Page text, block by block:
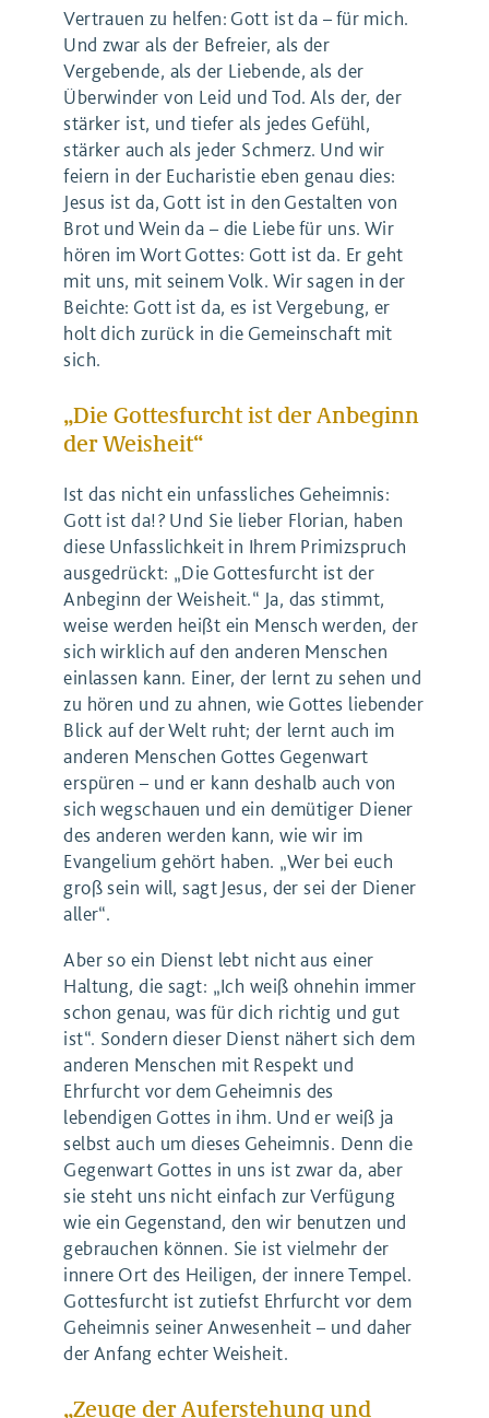
Vertrauen zu helfen: Gott ist da – für mich.
Und zwar als der Befreier, als der
Vergebende, als der Liebende, als der
Überwinder von Leid und Tod. Als der, der
stärker ist, und tiefer als jedes Gefühl,
stärker auch als jeder Schmerz. Und wir
feiern in der Eucharistie eben genau dies:
Jesus ist da, Gott ist in den Gestalten von
Brot und Wein da – die Liebe für uns. Wir
hören im Wort Gottes: Gott ist da. Er geht
mit uns, mit seinem Volk. Wir sagen in der
Beichte: Gott ist da, es ist Vergebung, er
holt dich zurück in die Gemeinschaft mit
sich.
„Die Gottesfurcht ist der Anbeginn
der Weisheit“
Ist das nicht ein unfassliches Geheimnis:
Gott ist da!? Und Sie lieber Florian, haben
diese Unfasslichkeit in Ihrem Primizspruch
ausgedrückt: „Die Gottesfurcht ist der
Anbeginn der Weisheit.“ Ja, das stimmt,
weise werden heißt ein Mensch werden, der
sich wirklich auf den anderen Menschen
einlassen kann. Einer, der lernt zu sehen und
zu hören und zu ahnen, wie Gottes liebender
Blick auf der Welt ruht; der lernt auch im
anderen Menschen Gottes Gegenwart
erspüren – und er kann deshalb auch von
sich wegschauen und ein demütiger Diener
des anderen werden kann, wie wir im
Evangelium gehört haben. „Wer bei euch
groß sein will, sagt Jesus, der sei der Diener
aller“.
Aber so ein Dienst lebt nicht aus einer
Haltung, die sagt: „Ich weiß ohnehin immer
schon genau, was für dich richtig und gut
ist“. Sondern dieser Dienst nähert sich dem
anderen Menschen mit Respekt und
Ehrfurcht vor dem Geheimnis des
lebendigen Gottes in ihm. Und er weiß ja
selbst auch um dieses Geheimnis. Denn die
Gegenwart Gottes in uns ist zwar da, aber
sie steht uns nicht einfach zur Verfügung
wie ein Gegenstand, den wir benutzen und
gebrauchen können. Sie ist vielmehr der
innere Ort des Heiligen, der innere Tempel.
Gottesfurcht ist zutiefst Ehrfurcht vor dem
Geheimnis seiner Anwesenheit – und daher
der Anfang echter Weisheit.
„Zeuge der Auferstehung und